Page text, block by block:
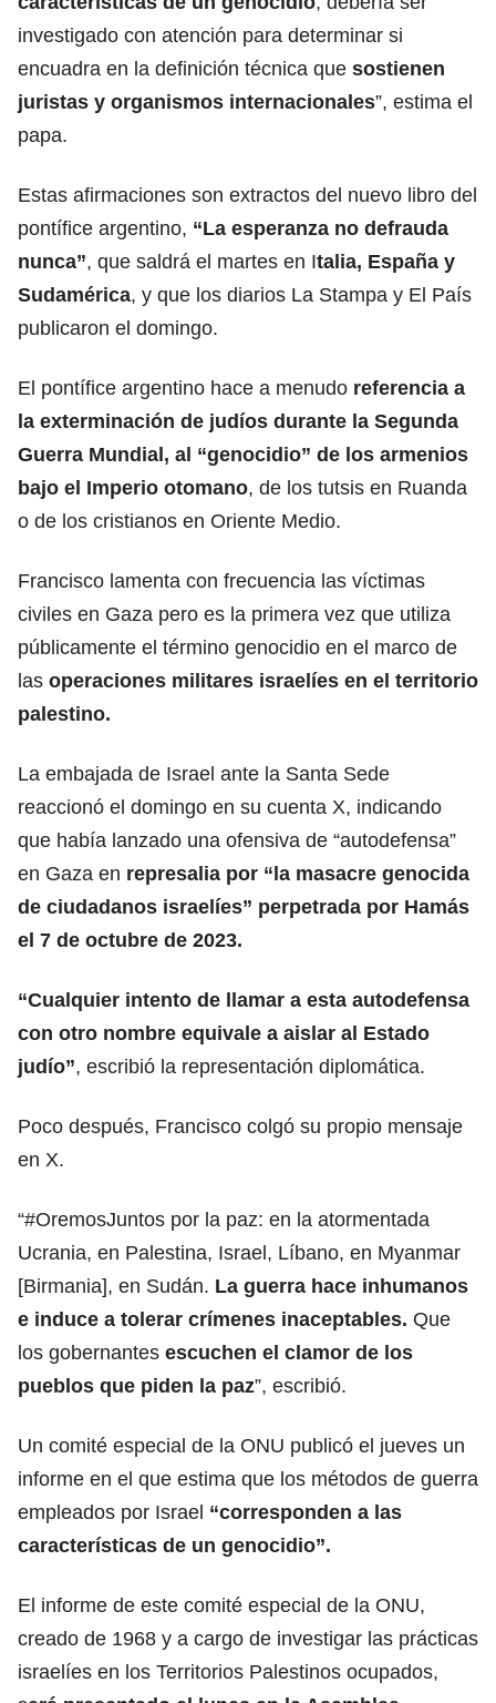
investigado con atención para determinar si
encuadra en la definición técnica que sostienen
juristas y organismos internacionales”, estima el
papa.
Estas afirmaciones son extractos del nuevo libro del
pontífice argentino, “La esperanza no defrauda
nunca”, que saldrá el martes en Italia, España y
Sudamérica, y que los diarios La Stampa y El País
publicaron el domingo.
El pontífice argentino hace a menudo referencia a
la exterminación de judíos durante la Segunda
Guerra Mundial, al “genocidio” de los armenios
bajo el Imperio otomano, de los tutsis en Ruanda
o de los cristianos en Oriente Medio.
Francisco lamenta con frecuencia las víctimas
civiles en Gaza pero es la primera vez que utiliza
públicamente el término genocidio en el marco de
las operaciones militares israelíes en el territorio
palestino.
La embajada de Israel ante la Santa Sede
reaccionó el domingo en su cuenta X, indicando
que había lanzado una ofensiva de “autodefensa”
en Gaza en represalia por “la masacre genocida
de ciudadanos israelíes” perpetrada por Hamás
el 7 de octubre de 2023.
“Cualquier intento de llamar a esta autodefensa
con otro nombre equivale a aislar al Estado
judío”, escribió la representación diplomática.
Poco después, Francisco colgó su propio mensaje
en X.
“#OremosJuntos por la paz: en la atormentada
Ucrania, en Palestina, Israel, Líbano, en Myanmar
[Birmania], en Sudán. La guerra hace inhumanos
e induce a tolerar crímenes inaceptables. Que
los gobernantes escuchen el clamor de los
pueblos que piden la paz”, escribió.
Un comité especial de la ONU publicó el jueves un
informe en el que estima que los métodos de guerra
empleados por Israel “corresponden a las
características de un genocidio”.
El informe de este comité especial de la ONU,
creado de 1968 y a cargo de investigar las prácticas
israelíes en los Territorios Palestinos ocupados,